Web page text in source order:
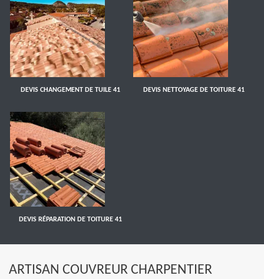
DEVIS CHANGEMENT DE TUILE 41 DEVIS NETTOYAGE DE TOITURE 41
DEVIS RÉPARATION DE TOITURE 41
ARTISAN COUVREUR CHARPENTIER